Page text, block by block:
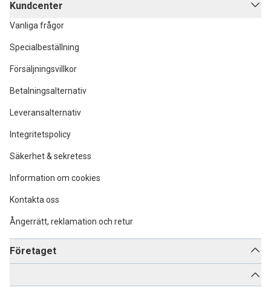
Kundcenter
Vanliga frågor
Specialbeställning
Försäljningsvillkor
Betalningsalternativ
Leveransalternativ
Integritetspolicy
Säkerhet & sekretess
Information om cookies
Kontakta oss
Ångerrätt, reklamation och retur
Företaget